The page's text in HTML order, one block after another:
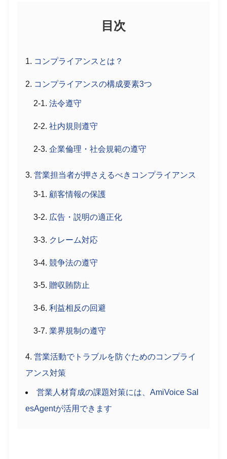
目次
コンプライアンスとは？
コンプライアンスの構成要素3つ
法令遵守
社内規則遵守
企業倫理・社会規範の遵守
営業担当者が押さえるべきコンプライアンス
顧客情報の保護
広告・説明の適正化
クレーム対応
競争法の遵守
贈収賄防止
利益相反の回避
業界規制の遵守
営業活動でトラブルを防ぐためのコンプライ
アンス対策
営業人材育成の課題対策には、AmiVoice Sal
esAgentが活用できます